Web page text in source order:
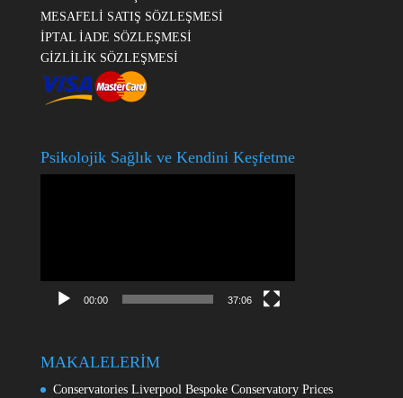
MESAFELİ SATIŞ SÖZLEŞMESİ
İPTAL İADE SÖZLEŞMESİ
GİZLİLİK SÖZLEŞMESİ
Psikolojik Sağlık ve Kendini Keşfetme
00:00 37:06
MAKALELERİM
Conservatories Liverpool Bespoke Conservatory Prices